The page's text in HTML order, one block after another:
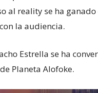
al reality se ha
la audiencia.
Estrella se ha
Planeta Alofoke.